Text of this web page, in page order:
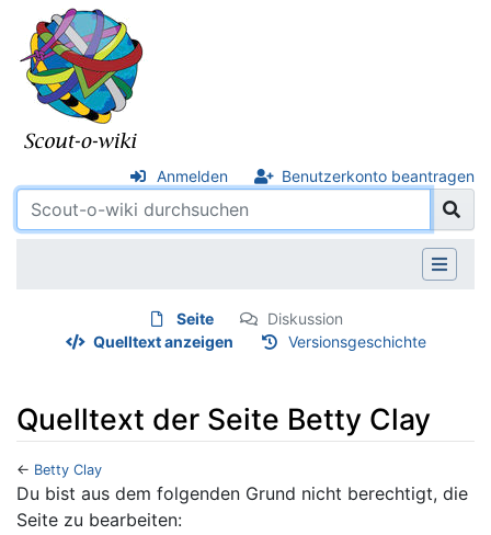
Anmelden Benutzerkonto beantragen
Seite
Diskussion
Quelltext anzeigen
Versionsgeschichte
Quelltext der Seite Betty Clay
← Betty Clay
Wechseln zu:Navigation,Suche
Du bist aus dem folgenden Grund nicht berechtigt, die
Seite zu bearbeiten: